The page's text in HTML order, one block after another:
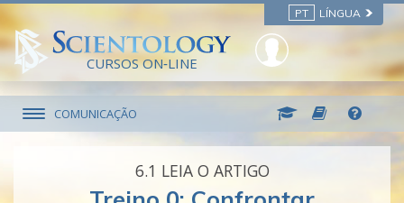
PT LÍNGUA
CURSOS ON‑LINE
COMUNICAÇÃO
6.‎1 LEIA O ARTIGO